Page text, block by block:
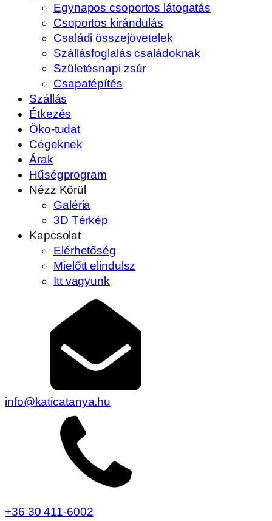
Egynapos csoportos látogatás
Csoportos kirándulás
Családi összejövetelek
Szállásfoglalás családoknak
Születésnapi zsúr
Csapatépítés
Szállás
Étkezés
Öko-tudat
Cégeknek
Árak
Hűségprogram
Nézz Körül
Galéria
3D Térkép
Kapcsolat
Elérhetőség
Mielőtt elindulsz
Itt vagyunk
info@katicatanya.hu
+36 30 411-6002